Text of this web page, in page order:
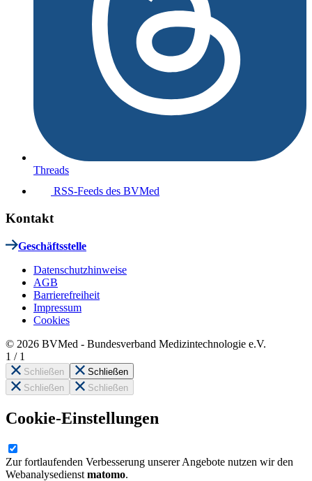
Threads
RSS-Feeds des BVMed
Kontakt
Geschäftsstelle
Datenschutzhinweise
AGB
Barrierefreiheit
Impressum
Cookies
© 2026 BVMed - Bundesverband Medizintechnologie e.V.
1 / 1
Schließen
Schließen
Schließen
Schließen
Cookie-Einstellungen
Zur fortlaufenden Verbesserung unserer Angebote nutzen wir den
Webanalysedienst matomo.